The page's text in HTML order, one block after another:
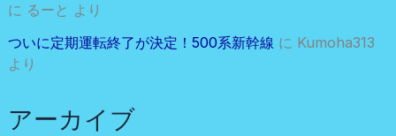
に るーと より
ついに定期運転終了が決定！500系新幹線 に Kumoha313
より
アーカイブ